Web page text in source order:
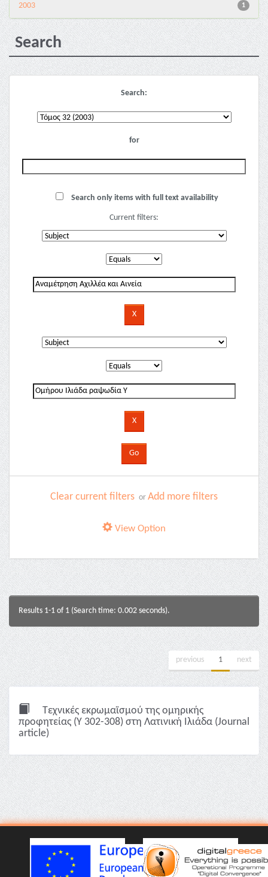
1
2003
Search
Search:
for
Search only items with full text availability
Current filters:
Clear current filters or Add more filters
View Option
Results 1-1 of 1 (Search time: 0.002 seconds).
previous 1 next
Τεχνικές εκρωμαϊσμού της ομηρικής
προφητείας (Y 302-308) στη Λατινική Ιλιάδα (Journal
article)